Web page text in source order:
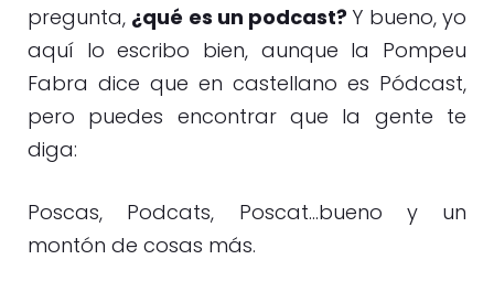
pregunta, ¿qué es un podcast? Y bueno, yo
aquí lo escribo bien, aunque la Pompeu
Fabra dice que en castellano es Pódcast,
pero puedes encontrar que la gente te
diga:
Poscas, Podcats, Poscat…bueno y un
montón de cosas más.